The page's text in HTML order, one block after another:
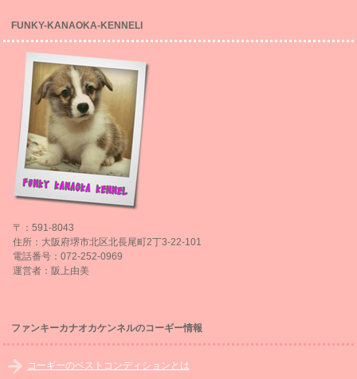
FUNKY-KANAOKA-KENNELl
〒：591-8043
住所：大阪府堺市北区北長尾町2丁3-22-101
電話番号：072-252-0969
運営者：阪上由美
ファンキーカナオカケンネルのコーギー情報
コーギーのベストコンディションとは